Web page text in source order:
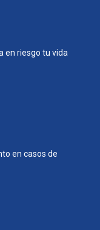
en riesgo tu vida
en casos de